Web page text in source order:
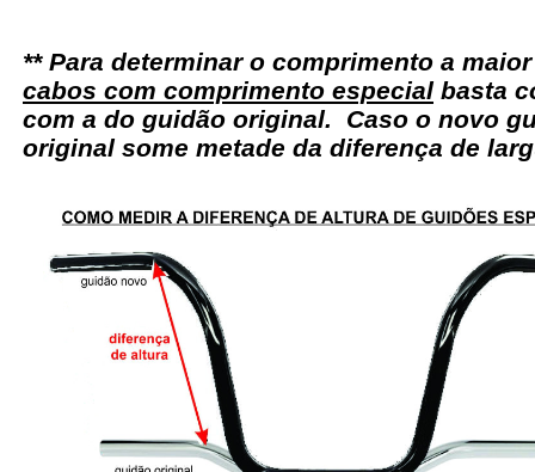
** Para determinar o comprimento a
cabos com comprimento especial basta
com a do guidão original. Caso o novo
original some metade da diferença de